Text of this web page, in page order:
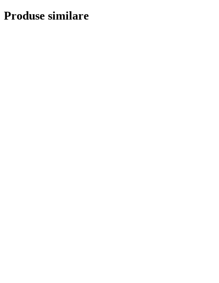
Produse similare